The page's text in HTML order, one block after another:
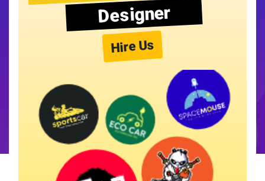
Designer
Hire Us